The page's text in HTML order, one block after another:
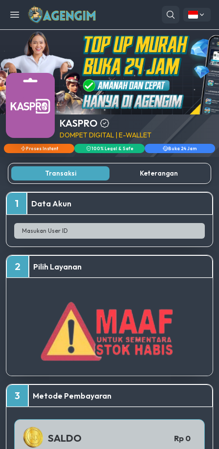
Open menu
KASPRO
DOMPET DIGITAL | E-WALLET
Proses Instant 100% Legal & Safe Buka 24 Jam
Transaksi Keterangan
1 Data Akun
2 Pilih Layanan
3 Metode Pembayaran
SALDO Rp 0QRIS 1